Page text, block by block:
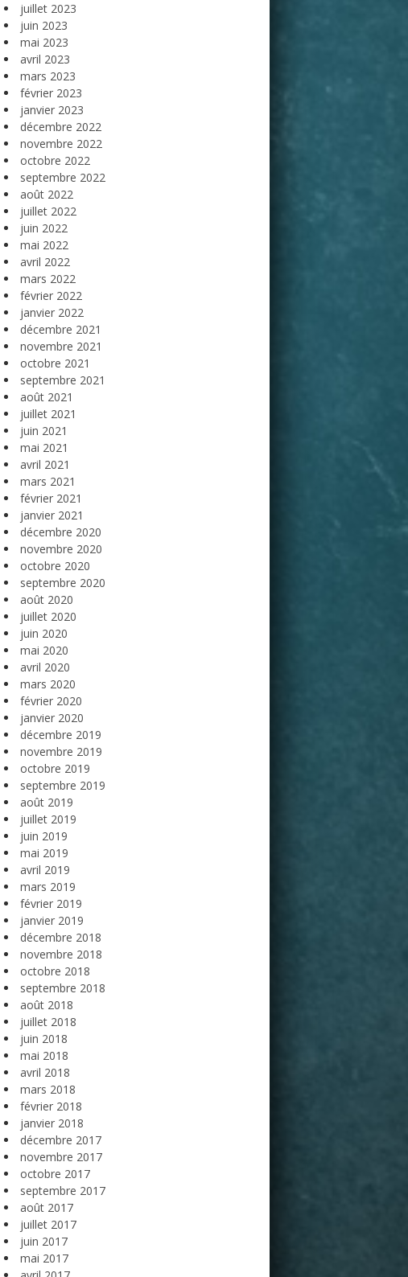
juillet 2023
juin 2023
mai 2023
avril 2023
mars 2023
février 2023
janvier 2023
décembre 2022
novembre 2022
octobre 2022
septembre 2022
août 2022
juillet 2022
juin 2022
mai 2022
avril 2022
mars 2022
février 2022
janvier 2022
décembre 2021
novembre 2021
octobre 2021
septembre 2021
août 2021
juillet 2021
juin 2021
mai 2021
avril 2021
mars 2021
février 2021
janvier 2021
décembre 2020
novembre 2020
octobre 2020
septembre 2020
août 2020
juillet 2020
juin 2020
mai 2020
avril 2020
mars 2020
février 2020
janvier 2020
décembre 2019
novembre 2019
octobre 2019
septembre 2019
août 2019
juillet 2019
juin 2019
mai 2019
avril 2019
mars 2019
février 2019
janvier 2019
décembre 2018
novembre 2018
octobre 2018
septembre 2018
août 2018
juillet 2018
juin 2018
mai 2018
avril 2018
mars 2018
février 2018
janvier 2018
décembre 2017
novembre 2017
octobre 2017
septembre 2017
août 2017
juillet 2017
juin 2017
mai 2017